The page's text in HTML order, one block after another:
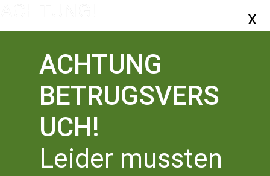
ZURÜCK ZUR ÜBERSICHT
75 JAHRE GRUNDGESETZ
ACHTUNG
BETRUGSVERS
UCH!
Leider mussten